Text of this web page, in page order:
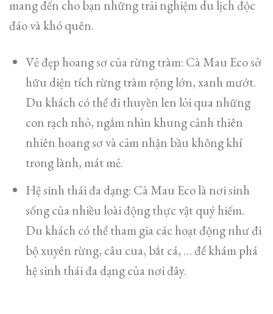
mang đến cho bạn những trải nghiệm du lịch độc
đáo và khó quên.
Vẻ đẹp hoang sơ của rừng tràm: Cà Mau Eco sở
hữu diện tích rừng tràm rộng lớn, xanh mướt.
Du khách có thể đi thuyền len lỏi qua những
con rạch nhỏ, ngắm nhìn khung cảnh thiên
nhiên hoang sơ và cảm nhận bầu không khí
trong lành, mát mẻ.
Hệ sinh thái đa dạng: Cà Mau Eco là nơi sinh
sống của nhiều loài động thực vật quý hiếm.
Du khách có thể tham gia các hoạt động như đi
bộ xuyên rừng, câu cua, bắt cá, … để khám phá
hệ sinh thái đa dạng của nơi đây.